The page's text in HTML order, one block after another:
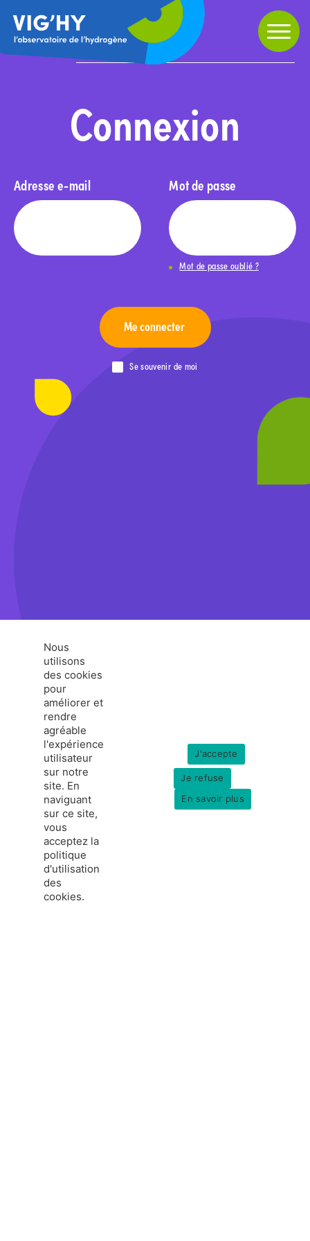
Home»Connexion
Partager
Connexion
Adresse e-mail Mot de passe
Mot de passe oublié ?
Me connecter
Se souvenir de moi
Nous
utilisons
des cookies
pour
améliorer et
rendre
agréable
l'expérience
utilisateur
sur notre
site. En
naviguant
sur ce site,
vous
acceptez la
politique
d'utilisation
des
cookies.
J'accepte
Je refuse
En savoir plus